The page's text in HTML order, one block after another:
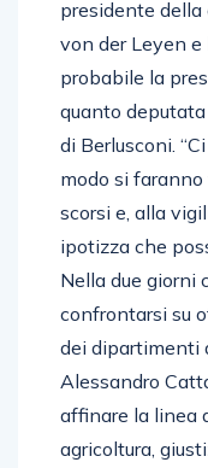
presidente della
von der Leyen e
probabile la
quanto
di Berlusconi.
modo si
scorsi e, alla
ipotizza che
Nella due giorni
confrontarsi su
dei dipartimenti
Alessandro
affinare la linea
agricoltura,